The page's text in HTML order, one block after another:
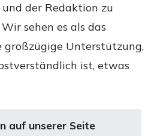
der Redaktion zu
sehen es als das
großzügige Unterstützung,
ist, etwas
auf unserer Seite